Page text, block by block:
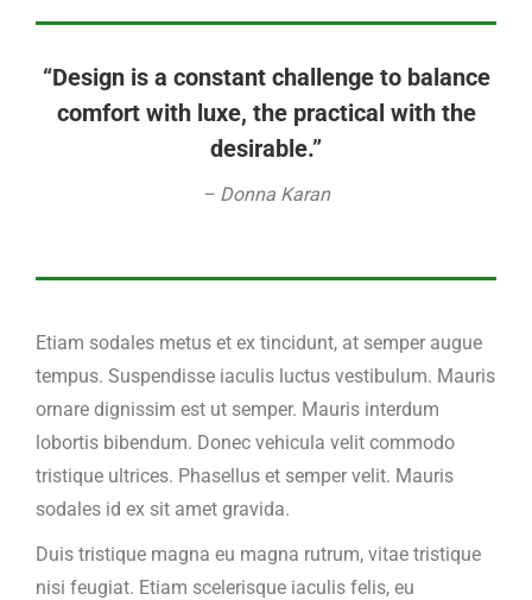
“Design is a constant challenge to balance
comfort with luxe, the practical with the
desirable.”
– Donna Karan
Etiam sodales metus et ex tincidunt, at semper augue
tempus. Suspendisse iaculis luctus vestibulum. Mauris
ornare dignissim est ut semper. Mauris interdum
lobortis bibendum. Donec vehicula velit commodo
tristique ultrices. Phasellus et semper velit. Mauris
sodales id ex sit amet gravida.
Duis tristique magna eu magna rutrum, vitae tristique
nisi feugiat. Etiam scelerisque iaculis felis, eu